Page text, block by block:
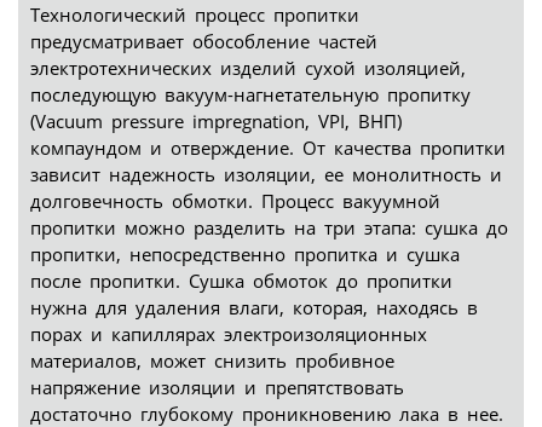
Технологический процесс пропитки
предусматривает обособление частей
электротехнических изделий сухой изоляцией,
последующую вакуум-нагнетательную пропитку
(Vacuum pressure impregnation, VPI, ВНП)
компаундом и отверждение. От качества пропитки
зависит надежность изоляции, ее монолитность и
долговечность обмотки. Процесс вакуумной
пропитки можно разделить на три этапа: сушка до
пропитки, непосредственно пропитка и сушка
после пропитки. Сушка обмоток до пропитки
нужна для удаления влаги, которая, находясь в
порах и капиллярах электроизоляционных
материалов, может снизить пробивное
напряжение изоляции и препятствовать
достаточно глубокому проникновению лака в нее.